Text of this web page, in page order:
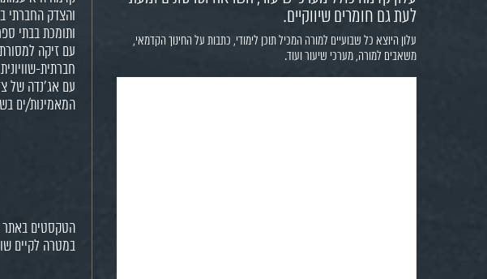
לעת גם חומרים שיווקיים.
עלון היוצא כל שבועיים למורה המכיל תוכן לימודי, כתבות על החינוך הקדמאי,
משאבים למורה, מערכי שיעור ועוד.
והצדק החברתי
ותומכת בבתי
עם זיקה
חברתית-
עם אג'נדה של
המאמינות/ים
הטקסטים באתר
במטרה לקיים